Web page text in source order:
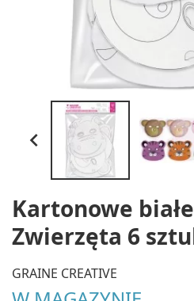

Kartonowe
Zwierzęta 6
GRAINE CREATIVE